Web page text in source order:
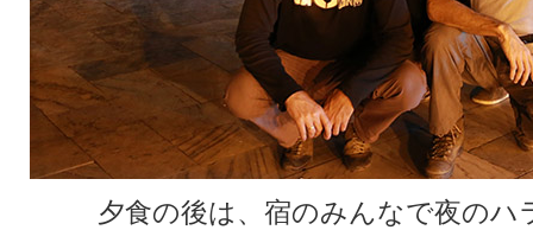
夕食の後は、宿のみんなで夜のハ